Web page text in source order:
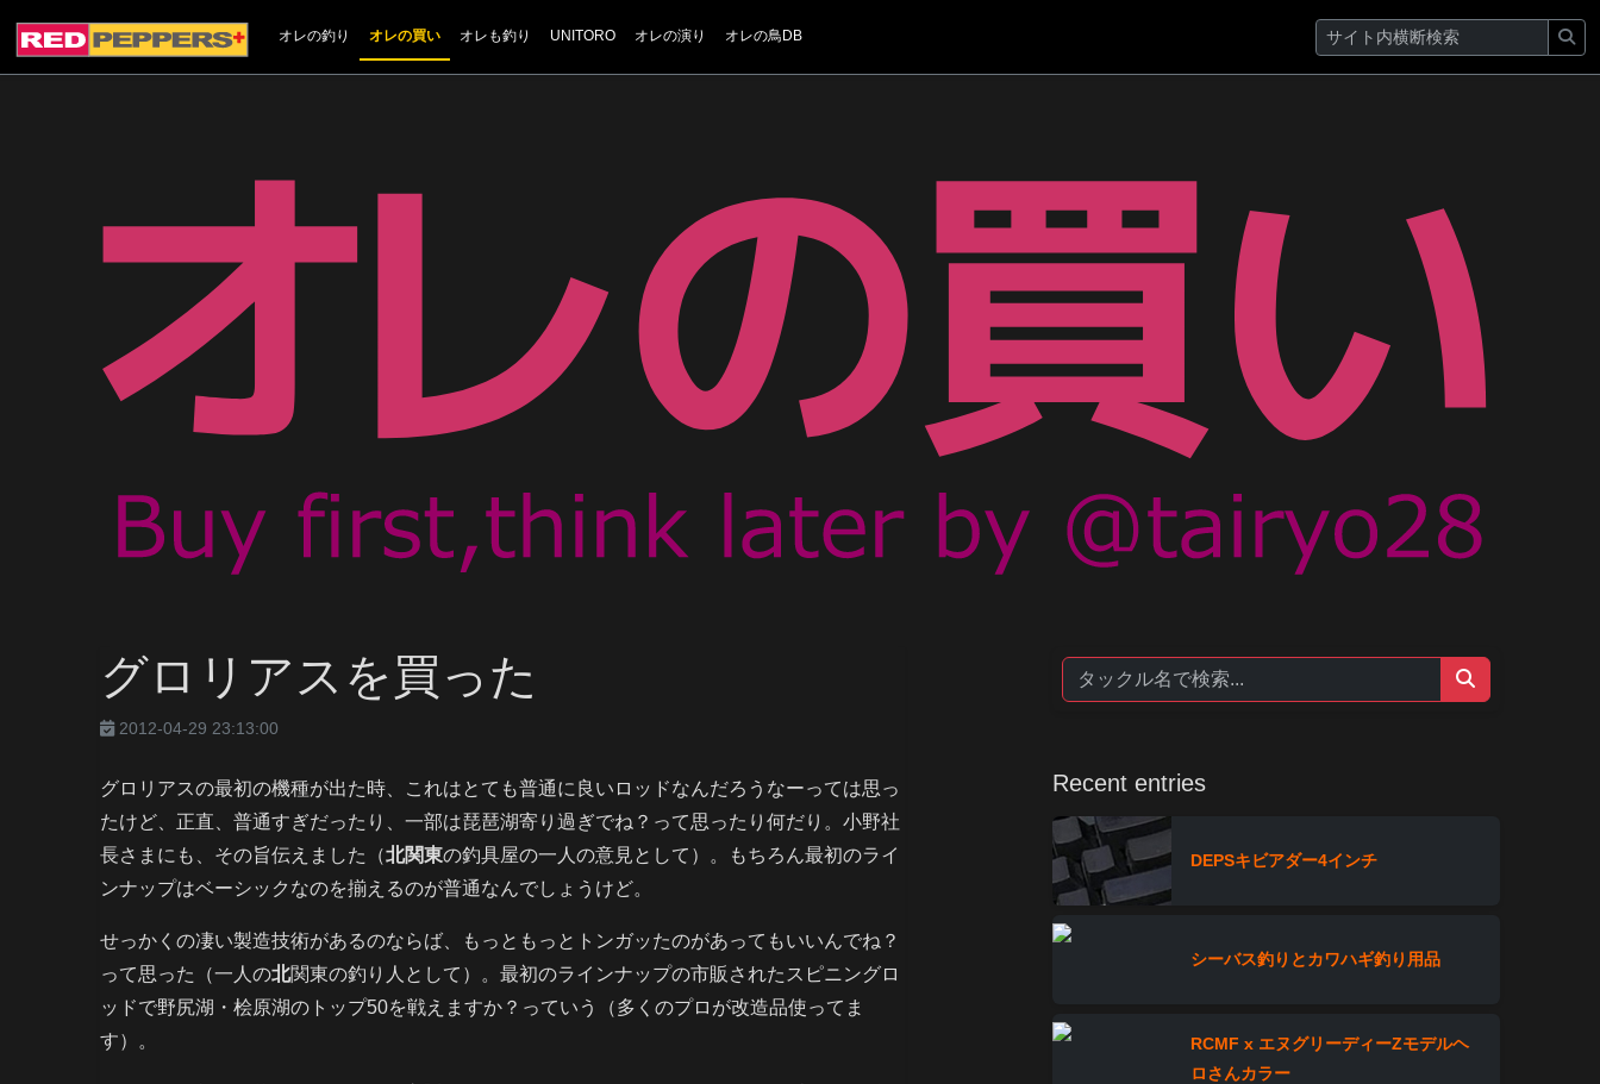
オレの釣り オレの買い オレも釣り UNITORO オレの演り オレの鳥DB
グロリアスを買った
2012-04-29 23:13:00
グロリアスの最初の機種が出た時、これはとても普通に良いロッドなんだろうなーっては思っ
たけど、正直、普通すぎだったり、一部は琵琶湖寄り過ぎでね？って思ったり何だり。小野社
長さまにも、その旨伝えました（北関東の釣具屋の一人の意見として）。もちろん最初のライ
ンナップはベーシックなのを揃えるのが普通なんでしょうけど。
せっかくの凄い製造技術があるのならば、もっともっとトンガッたのがあってもいいんでね？
って思った（一人の北関東の釣り人として）。最初のラインナップの市販されたスピニングロ
ッドで野尻湖・桧原湖のトップ50を戦えますか？っていう（多くのプロが改造品使ってま
す）。
Recent entries
DEPSキビアダー4インチ
シーバス釣りとカワハギ釣り用品
RCMF x エヌグリーディーZモデルヘ
ロさんカラー